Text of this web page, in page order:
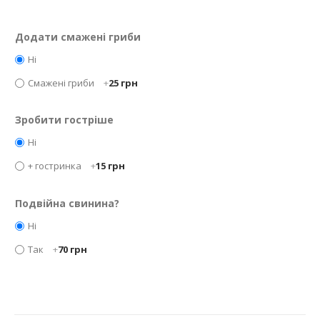
Додати смажені гриби
Ні
Смажені гриби
+25 грн
Зробити гостріше
Ні
+ гостринка
+15 грн
Подвійна свинина?
Ні
Так
+70 грн